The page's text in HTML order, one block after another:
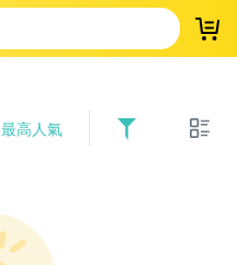
登
最高人氣